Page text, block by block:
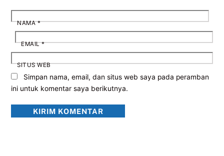
NAMA*
EMAIL*
SITUS WEB
Simpan nama, email, dan situs web saya pada peramban
ini untuk komentar saya berikutnya.